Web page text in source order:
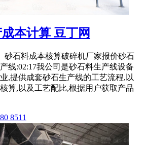
本计算 豆丁网
砂石料成本核算破碎机厂家报价砂石
线:02:17我公司是砂石料生产线设备
,提供成套砂石生产线的工艺流程,以
算,以及工艺配比,根据用户获取产品
8511